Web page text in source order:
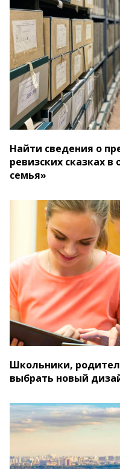
Найти сведения о
ревизских сказках
семья»
Школьники,
выбрать новый